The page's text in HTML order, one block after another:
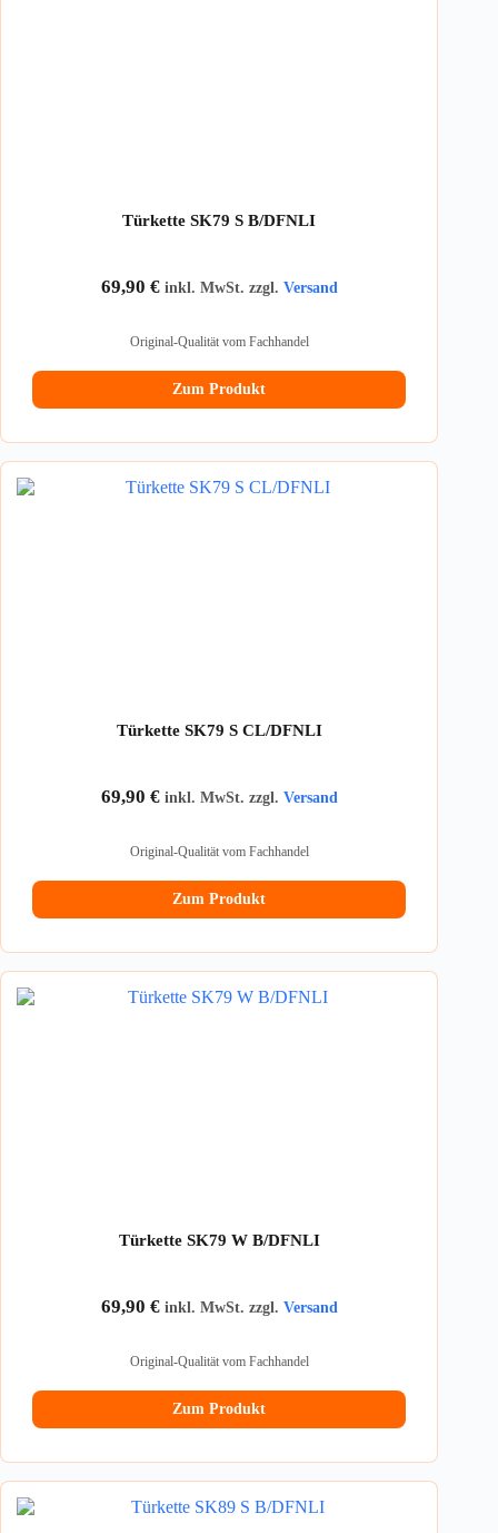
Türkette SK79 S B/DFNLI
69,90 € inkl. MwSt. zzgl. Versand
Original-Qualität vom Fachhandel
Zum Produkt
Türkette SK79 S CL/DFNLI
69,90 € inkl. MwSt. zzgl. Versand
Original-Qualität vom Fachhandel
Zum Produkt
Türkette SK79 W B/DFNLI
69,90 € inkl. MwSt. zzgl. Versand
Original-Qualität vom Fachhandel
Zum Produkt